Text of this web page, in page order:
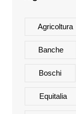
Agricoltura
Banche
Boschi
Equitalia